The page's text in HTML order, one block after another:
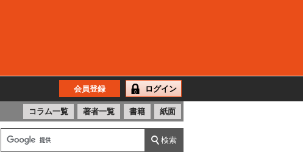
会員登録 ログイン
コラム一覧 著者一覧 書籍 紙面